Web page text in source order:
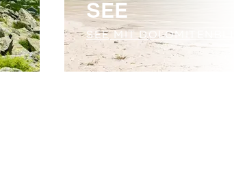
SEE
SEE MIT